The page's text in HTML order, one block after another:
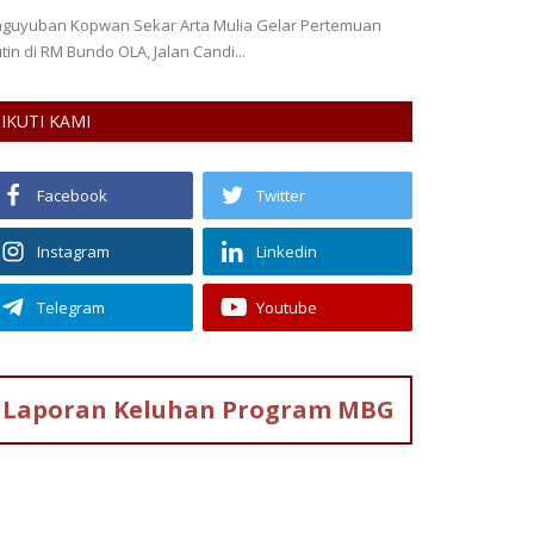
Kopwan Sekar Arta Mulia Gelar Pertemuan
di RM Bundo OLA, Jalan Candi...
IKUTI KAMI
Facebook Twitter
Instagram Linkedin
Telegram Youtube
Laporan Keluhan Program MBG